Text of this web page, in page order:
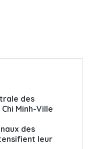
des
Minh-Ville
des
leur